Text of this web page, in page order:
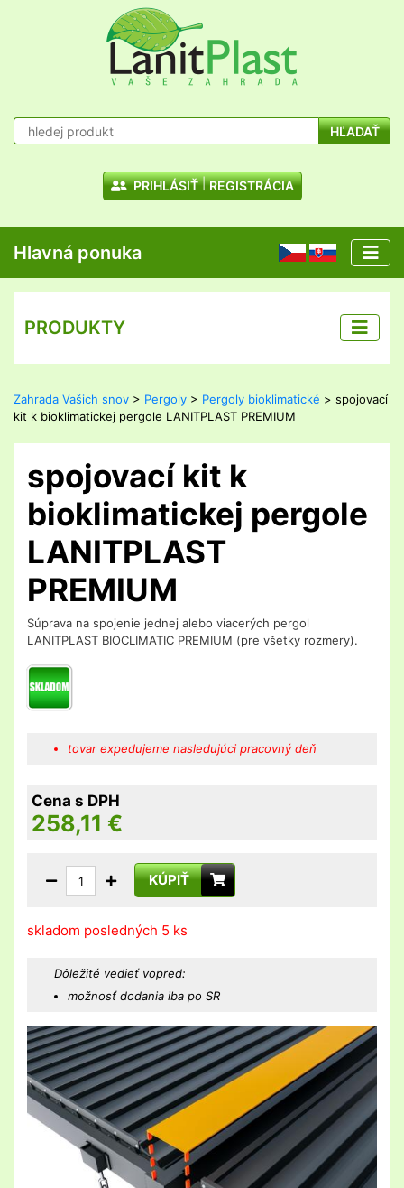
HĽADAŤ
PRIHLÁSIŤ REGISTRÁCIA
Hlavná ponuka CZ SK
PRODUKTY
Zahrada Vašich snov > Pergoly > Pergoly bioklimatické > spojovací
kit k bioklimatickej pergole LANITPLAST PREMIUM
spojovací kit k
bioklimatickej pergole
LANITPLAST
PREMIUM
Súprava na spojenie jednej alebo viacerých pergol
LANITPLAST BIOCLIMATIC PREMIUM (pre všetky rozmery).
tovar expedujeme nasledujúci pracovný deň
Cena s DPH
258,11 €
KÚPIŤ
skladom posledných 5 ks
Dôležité vedieť vopred:
možnosť dodania iba po SR